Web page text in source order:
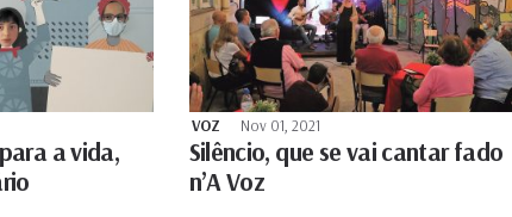
a vida,
VOZ Nov 01, 2021
Silêncio, que se vai cantar fado
n’A Voz